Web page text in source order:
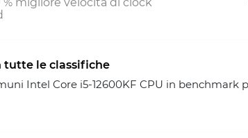
tutte le classifiche
Intel Core i5-12600KF CPU in benchmark